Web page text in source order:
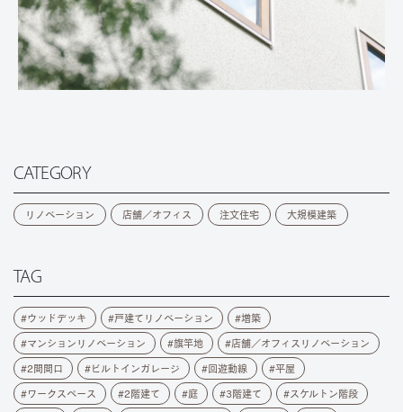
CATEGORY
リノベーション 店舗／オフィス 注文住宅 大規模建築
TAG
ウッドデッキ 戸建てリノベーション 増築
マンションリノベーション 旗竿地 店舗／オフィスリノベーション
2間間口 ビルトインガレージ 回遊動線 平屋
ワークスペース 2階建て 庭 3階建て スケルトン階段